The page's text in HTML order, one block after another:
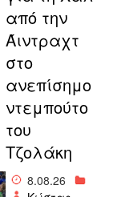
από την
Άιντραχτ
στο
ανεπίσημο
ντεμπούτο
του
Τζολάκη
8.08.26